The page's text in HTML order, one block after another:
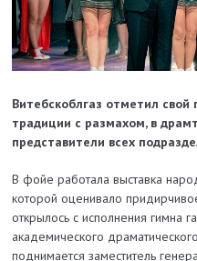
Витебскоблгаз отметил
традиции с размахом, в
представители всех
В фойе работала выставка
которой оценивало
открылось с исполнения гимна
академиче­ского
поднимается заместитель